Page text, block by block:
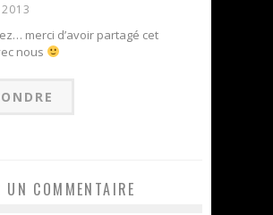
merci d’avoir partagé cet
nous
UN COMMENTAIRE